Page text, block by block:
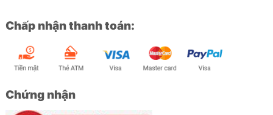
Chấp nhận thanh toán:
Chứng nhận